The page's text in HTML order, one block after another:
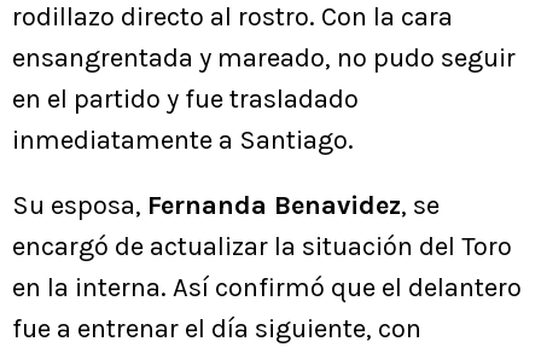
rodillazo directo al rostro. Con la cara
ensangrentada y mareado, no pudo seguir
en el partido y fue trasladado
inmediatamente a Santiago.
Su esposa, Fernanda Benavidez, se
encargó de actualizar la situación del Toro
en la interna. Así confirmó que el delantero
fue a entrenar el día siguiente, con